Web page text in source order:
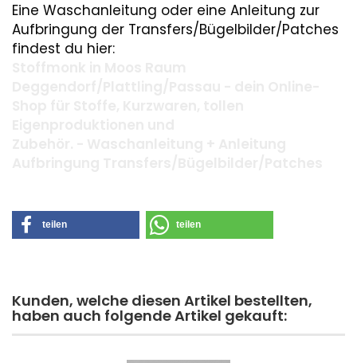
Eine Waschanleitung oder eine Anleitung zur
Aufbringung der Transfers/Bügelbilder/Patches
findest du hier:
teilen teilen
Kunden, welche diesen Artikel bestellten,
haben auch folgende Artikel gekauft: